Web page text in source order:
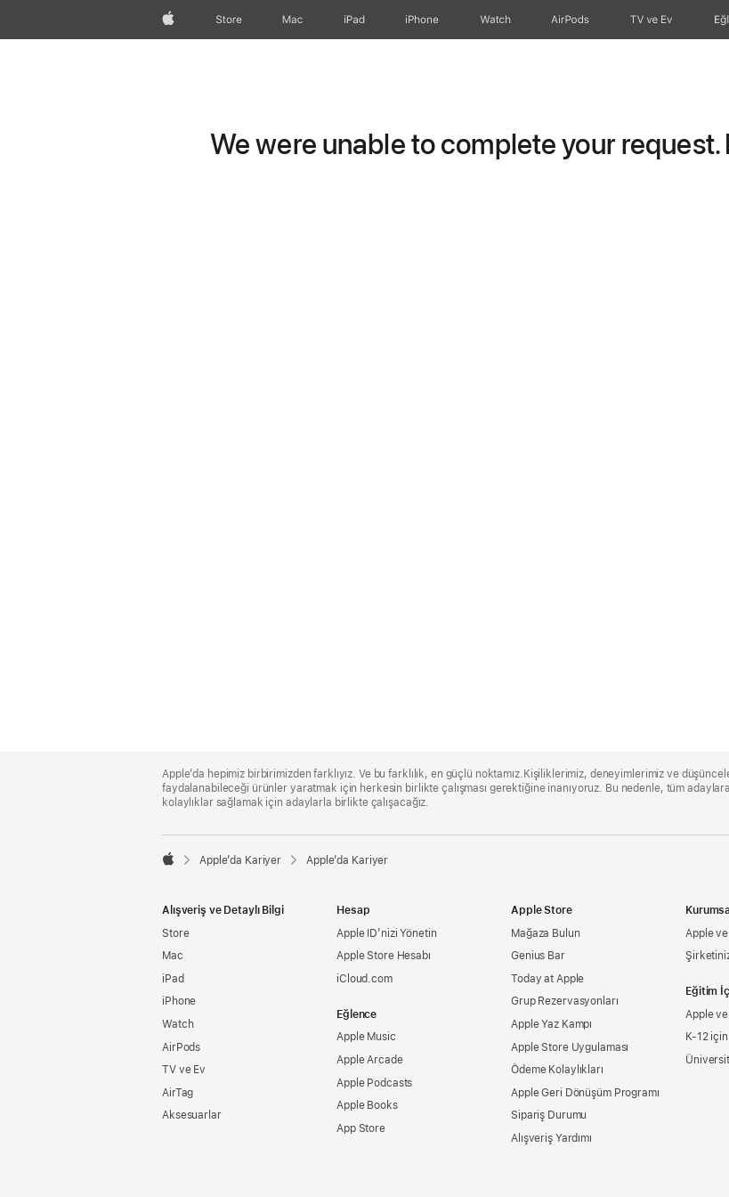
wzlhp Store Mac iPad iPhone Watch AirPods TV ve Ev
We were unable to complete your
Footer
Apple’da hepimiz birbirimizden farklıyız. Ve bu farklılık, en güçlü noktamız.Kişiliklerimiz, deneyimlerimiz ve
faydalanabileceği ürünler yaratmak için herkesin birlikte çalışması gerektiğine inanıyoruz. Bu nedenle, tüm
kolaylıklar sağlamak için adaylarla birlikte çalışacağız.

Apple’da Kariyer Apple’da Kariyer
Alışveriş ve Detaylı Bilgi
Store
Mac
iPad
iPhone
Watch
AirPods
TV ve Ev
AirTag
Aksesuarlar
Hesap
Apple ID’nizi Yönetin
Apple Store Hesabı
iCloud.com
Eğlence
Apple Music
Apple Arcade
Apple Podcasts
Apple Books
App Store
Apple Store
Mağaza Bulun
Genius Bar
Today at Apple
Grup Rezervasyonları
Apple Yaz Kampı
Apple Store Uygulaması
Ödeme Kolaylıkları
Apple Geri Dönüşüm Programı
Sipariş Durumu
Alışveriş Yardımı
Apple ve
Eğitim
Apple
K-12 için